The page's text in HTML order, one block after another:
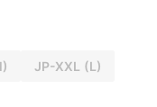
JP-XXL (L)